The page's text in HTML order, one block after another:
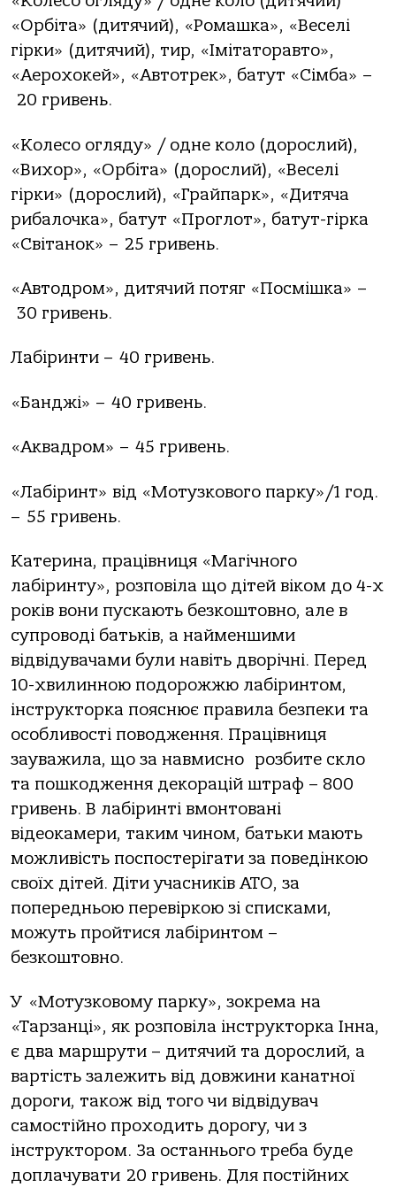
«Орбіта» (дитячий), «Ромашка», «Веселі
гірки» (дитячий), тир, «Імітаторавто»,
«Аерохокей», «Автотрек», батут «Сімба» –
20 гривень.
«Колесо огляду» / одне коло (дорослий),
«Вихор», «Орбіта» (дорослий), «Веселі
гірки» (дорослий), «Грайпарк», «Дитяча
рибалочка», батут «Проглот», батут-гірка
«Світанок» – 25 гривень.
«Автодром», дитячий потяг «Посмішка» –
30 гривень.
Лабіринти – 40 гривень.
«Банджі» – 40 гривень.
«Аквадром» – 45 гривень.
«Лабіринт» від «Мотузкового парку»/1 год.
– 55 гривень.
Катерина, працівниця «Магічного
лабіринту», розповіла що дітей віком до 4-х
років вони пускають безкоштовно, але в
супроводі батьків, а найменшими
відвідувачами були навіть дворічні. Перед
10-хвилинною подорожжю лабіринтом,
інструкторка пояснює правила безпеки та
особливості поводження. Працівниця
зауважила, що за навмисно розбите скло
та пошкодження декорацій штраф – 800
гривень. В лабіринті вмонтовані
відеокамери, таким чином, батьки мають
можливість поспостерігати за поведінкою
своїх дітей. Діти учасників АТО, за
попередньою перевіркою зі списками,
можуть пройтися лабіринтом –
безкоштовно.
У «Мотузковому парку», зокрема на
«Тарзанці», як розповіла інструкторка Інна,
є два маршрути – дитячий та дорослий, а
вартість залежить від довжини канатної
дороги, також від того чи відвідувач
самостійно проходить дорогу, чи з
інструктором. За останнього треба буде
доплачувати 20 гривень. Для постійних